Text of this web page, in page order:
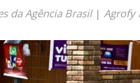
da Agência Brasil| Agrofy